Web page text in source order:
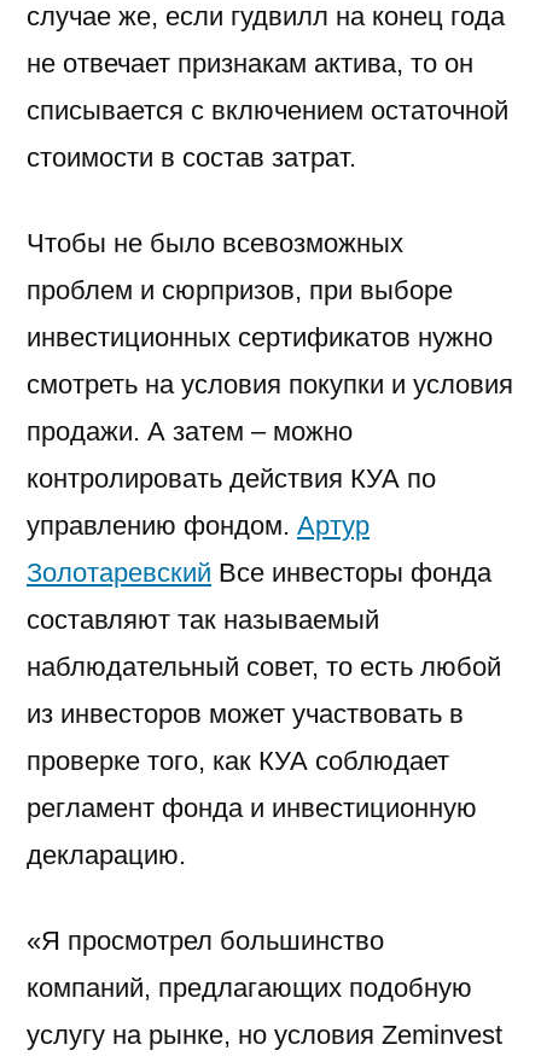
случае же, если гудвилл на конец года
не отвечает признакам актива, то он
списывается с включением остаточной
стоимости в состав затрат.
Чтобы не было всевозможных
проблем и сюрпризов, при выборе
инвестиционных сертификатов нужно
смотреть на условия покупки и условия
продажи. А затем – можно
контролировать действия КУА по
управлению фондом. Артур
Золотаревский Все инвесторы фонда
составляют так называемый
наблюдательный совет, то есть любой
из инвесторов может участвовать в
проверке того, как КУА соблюдает
регламент фонда и инвестиционную
декларацию.
«Я просмотрел большинство
компаний, предлагающих подобную
услугу на рынке, но условия Zeminvest